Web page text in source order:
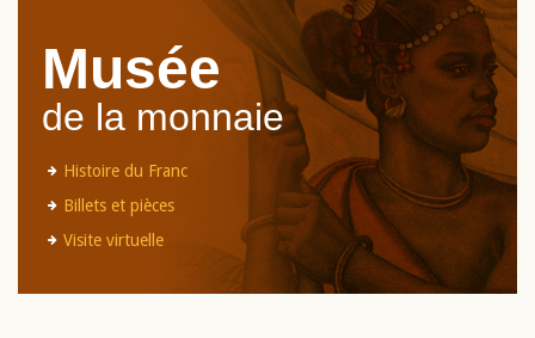
Musée
de la monnaie
Histoire du Franc
Billets et pièces
Visite virtuelle